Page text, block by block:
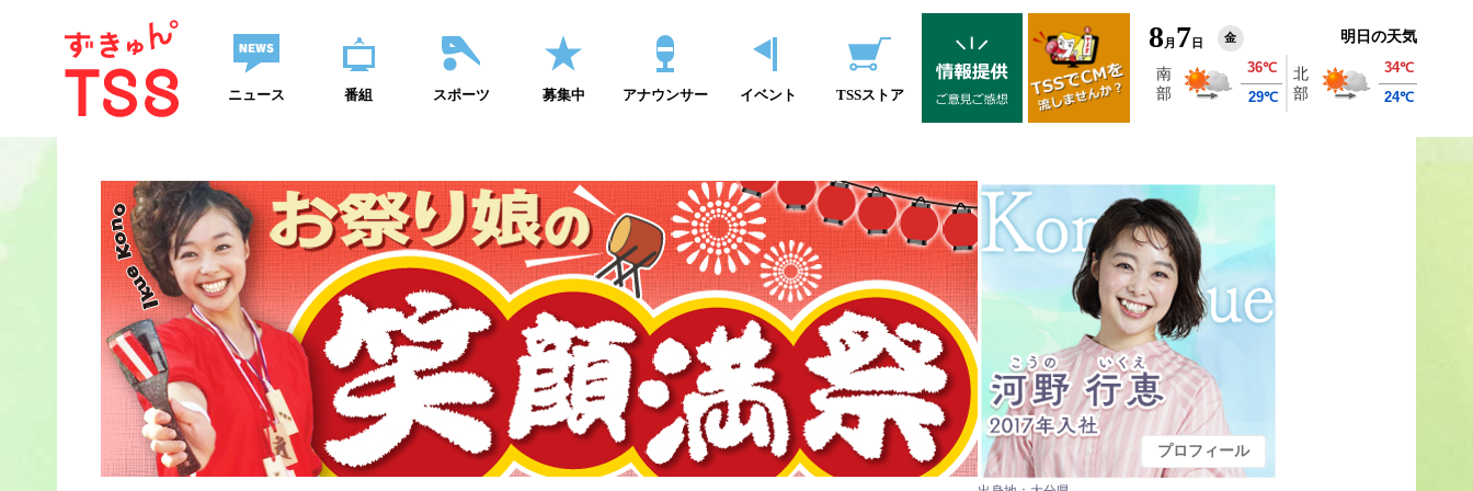
ニュース 番組 スポーツ 募集中 アナウンサー イベント TSSストア
8 月 7 日 金 明日の天気
プロフィール